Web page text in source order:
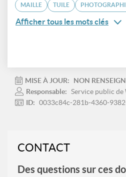
MAILLE TUILE
Afficher tous les mots clés
MISE À JOUR:
NON
Responsable: Service public de
ID: 0033c84c-281b-4360-
CONTACT
Des questions sur ces